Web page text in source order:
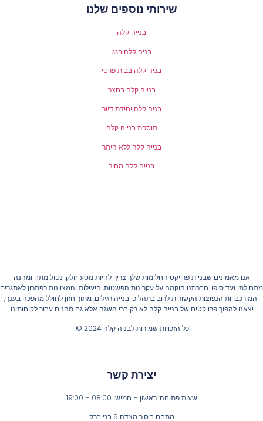
שירותי נוספים שלנו
בנייה קלה
בניה קלה בגג
בניה קלה בבית פרטי
בנייה קלה בחצר
בניה קלה יחידת דיור
תוספת בנייה קלה
בנייה קלה ללא היתר
בנייה קלה מחיר
אנו מאמינים שבניית פרויקט החלומות שלך צריך להיות מסע חלק, נטול מתח ומהנה
ועד סופו. חברתנו הוקמה על עקרונות הפשטות, היעילות והמצוינות כפתרון לאתגרים
והמורכבויות הנפוצות הקשורות לרוב בתהליכי בנייה רגילים. מתוך חזון לחולל מהפכה בענף,
יצאנו להפוך פרויקטים של בנייה קלה לא רק ברי השגה אלא גם מהנים עבור לקוחותינו.
כל הזכויות שמורות לבניה קלה 2024 ©
יצירת קשר
שעות פתיחה: ראשון – חמישי 08:00 – 19:00
מתחם ב.ס.ר מצדה 9 בני ברק